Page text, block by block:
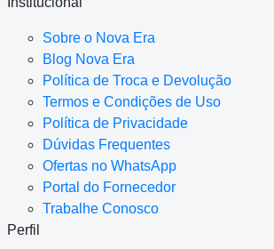
Sobre o Nova Era
Blog Nova Era
Política de Troca e Devolução
Termos e Condições de Uso
Política de Privacidade
Dúvidas Frequentes
Ofertas no WhatsApp
Portal do Fornecedor
Trabalhe Conosco
Perfil